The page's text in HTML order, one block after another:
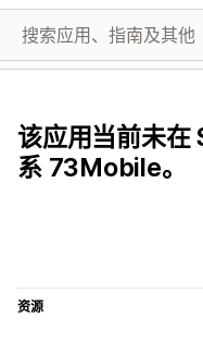
该应用当前未在
系 73Mobile。
资源